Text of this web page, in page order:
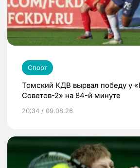
Спорт
Томский КДВ вырвал победу у
Советов-2» на 84-й минуте
20:34 / 09.08.26